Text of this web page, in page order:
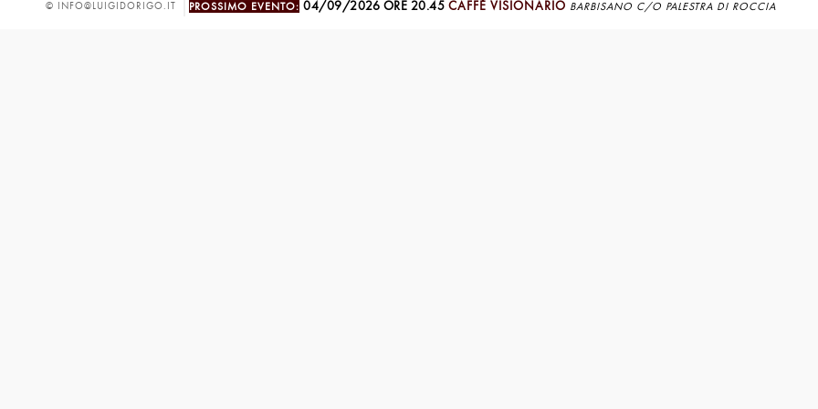
© INFO@LUIGIDORIGO.IT PROSSIMO EVENTO: 04/09/2026 ORE 20.45 CAFFÈ VISIONARIO BARBISANO C/O PALESTRA DI ROCCIA